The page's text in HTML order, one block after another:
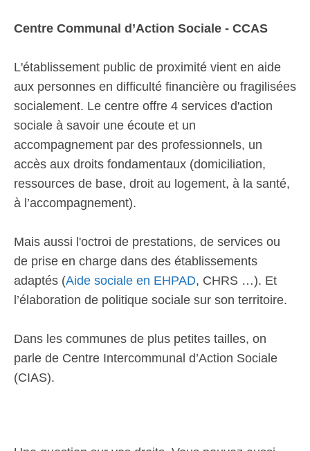
Centre Communal d’Action Sociale - CCAS
L'établissement public de proximité vient en aide
aux personnes en difficulté financière ou fragilisées
socialement. Le centre offre 4 services d'action
sociale à savoir une écoute et un
accompagnement par des professionnels, un
accès aux droits fondamentaux (domiciliation,
ressources de base, droit au logement, à la santé,
à l’accompagnement).
Mais aussi l'octroi de prestations, de services ou
de prise en charge dans des établissements
adaptés (Aide sociale en EHPAD, CHRS …). Et
l’élaboration de politique sociale sur son territoire.
Dans les communes de plus petites tailles, on
parle de Centre Intercommunal d’Action Sociale
(CIAS).